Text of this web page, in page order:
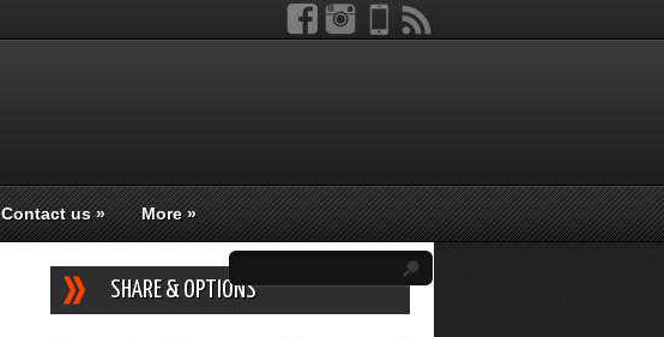
Contact us» More»
SHARE & OPTIONS